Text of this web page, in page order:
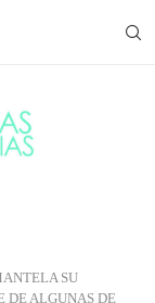
SU
DE ALGUNAS DE